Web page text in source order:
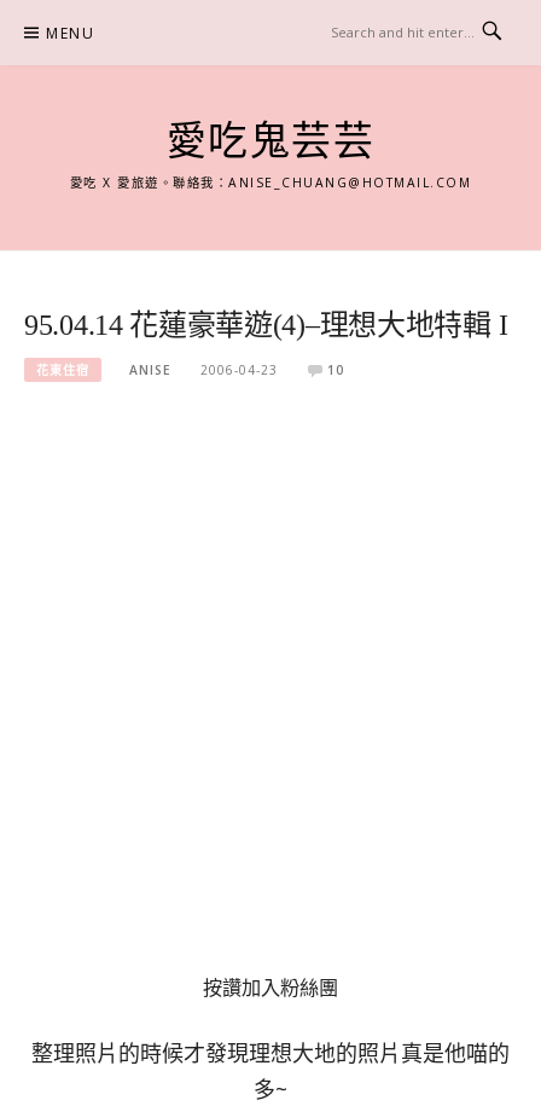
content
MENU
愛吃鬼芸芸
愛吃 X 愛旅遊。聯絡我：ANISE_CHUANG@HOTMAIL.COM
95.04.14 花蓮豪華遊(4)–理想大地特輯 I
花東住宿 ANISE 2006-04-23 10
按讚加入粉絲團
整理照片的時候才發現理想大地的照片真是他喵的
多~